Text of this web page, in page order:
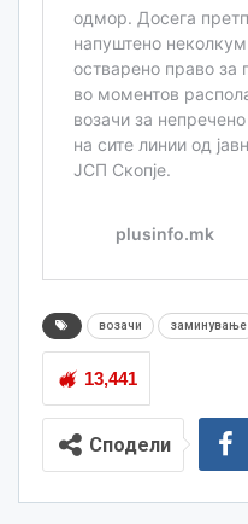
возачи заминување
13,441
Сподели